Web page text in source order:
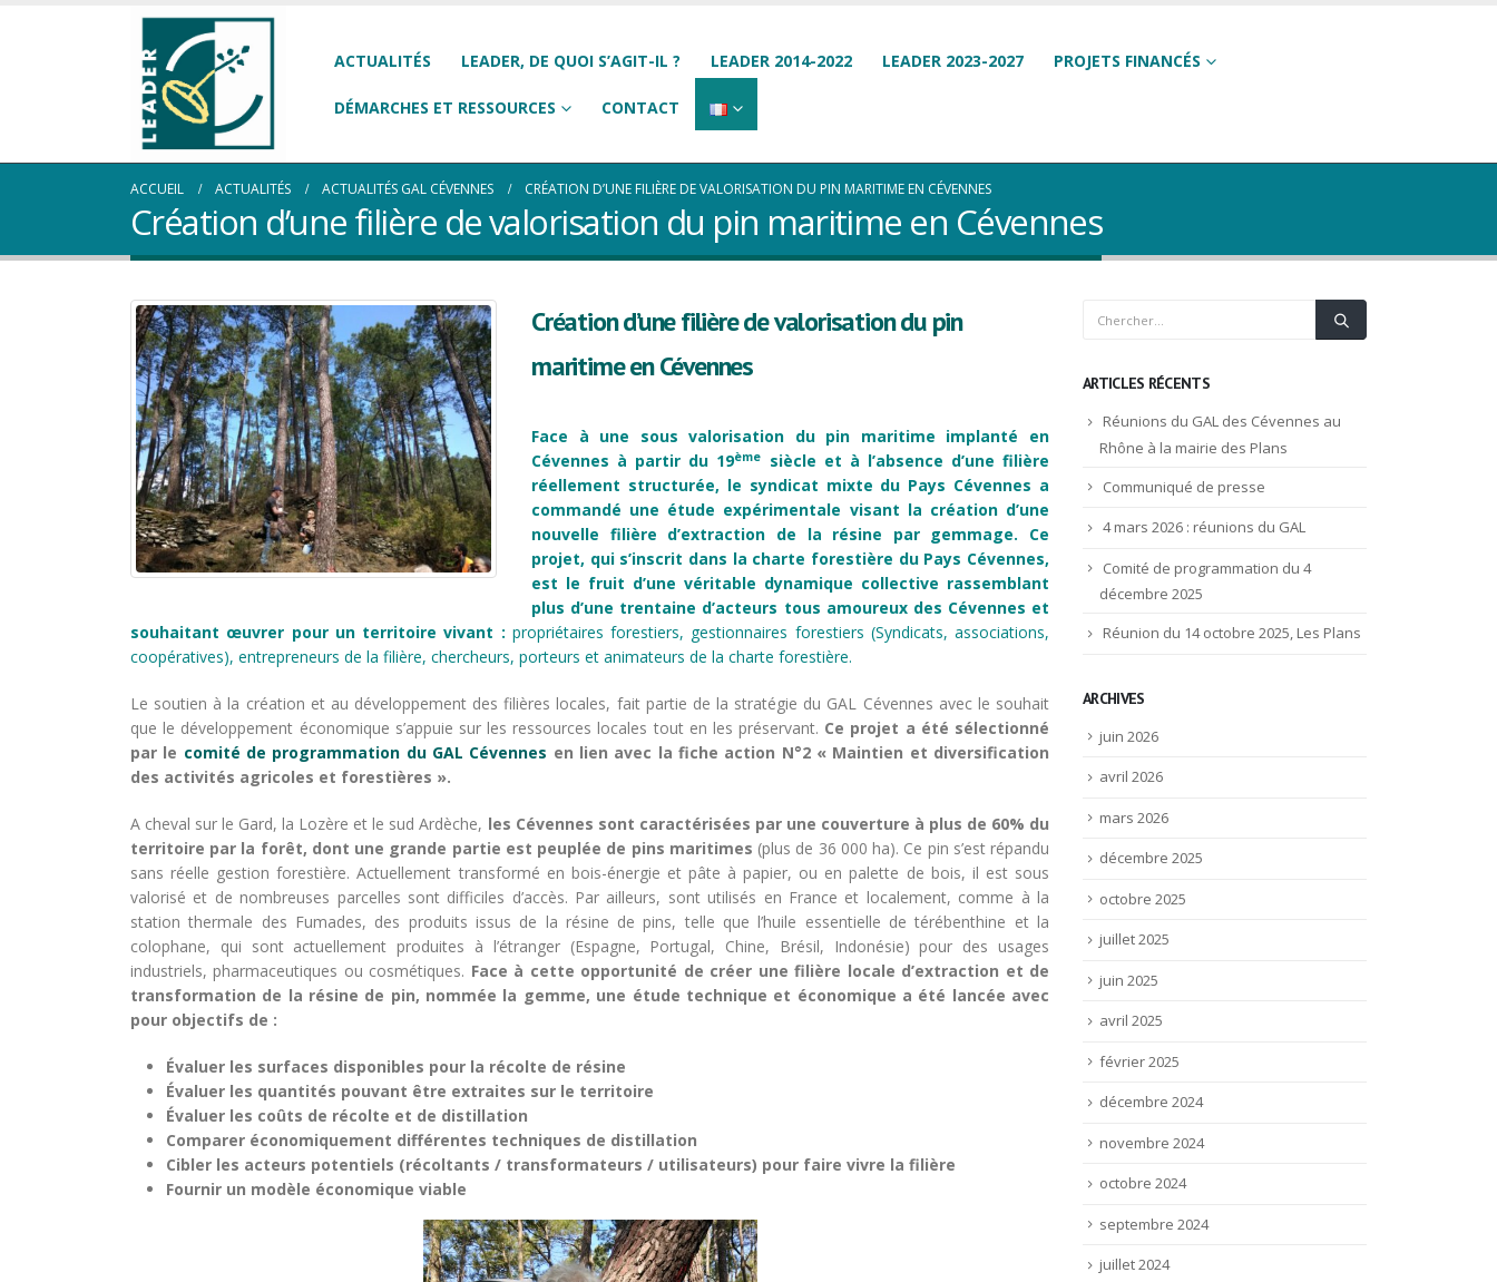
ACTUALITÉS LEADER, DE QUOI S’AGIT-IL ? LEADER 2014-2022 LEADER 2023-2027 PROJETS FINANCÉS
DÉMARCHES ET RESSOURCES CONTACT
ACCUEIL ACTUALITÉS ACTUALITÉS GAL CÉVENNES CRÉATION D’UNE FILIÈRE DE VALORISATION DU PIN MARITIME EN CÉVENNES
Création d’une filière de valorisation du pin maritime en Cévennes
Création d’une filière de valorisation du pin
maritime en Cévennes
Face à une sous valorisation du pin maritime implanté en
Cévennes à partir du 19ème
siècle et à l’absence d’une filière
réellement structurée, le syndicat mixte du Pays Cévennes a
commandé une étude expérimentale visant la création d’une
nouvelle filière d’extraction de la résine par gemmage.
Ce
projet, qui s’inscrit dans la charte forestière du Pays Cévennes,
est le fruit d’une véritable dynamique collective rassemblant
plus d’une trentaine d’acteurs tous amoureux des Cévennes et
souhaitant œuvrer pour un territoire vivant : propriétaires forestiers, gestionnaires forestiers (Syndicats, associations,
coopératives), entrepreneurs de la filière, chercheurs, porteurs et animateurs de la charte forestière.
Le soutien à la création et au développement des filières locales, fait partie de la stratégie du GAL Cévennes avec le souhait
que le développement économique s’appuie sur les ressources locales tout en les préservant. Ce projet a été sélectionné
par le comité de programmation du GAL Cévennes en lien avec la fiche action N°2 « Maintien et diversification
des activités agricoles et forestières ».
A cheval sur le Gard, la Lozère et le sud Ardèche, les Cévennes sont caractérisées par une couverture à plus de 60% du
territoire par la forêt, dont une grande partie est peuplée de pins maritimes (plus de 36 000 ha). Ce pin s’est répandu
sans réelle gestion forestière. Actuellement transformé en bois-énergie et pâte à papier, ou en palette de bois, il est sous
valorisé et de nombreuses parcelles sont difficiles d’accès. Par ailleurs, sont utilisés en France et localement, comme à la
station thermale des Fumades, des produits issus de la résine de pins, telle que l’huile essentielle de térébenthine et la
colophane, qui sont actuellement produites à l’étranger (Espagne, Portugal, Chine, Brésil, Indonésie) pour des usages
industriels, pharmaceutiques ou cosmétiques. Face à cette opportunité de créer une filière locale d’extraction et de
transformation de la résine de pin, nommée la gemme, une étude technique et économique a été lancée avec
pour objectifs de :
Évaluer les surfaces disponibles pour la récolte de résine
Évaluer les quantités pouvant être extraites sur le territoire
Évaluer les coûts de récolte et de distillation
Comparer économiquement différentes techniques de distillation
Cibler les acteurs potentiels (récoltants / transformateurs / utilisateurs) pour faire vivre la filière
Fournir un modèle économique viable
ARTICLES RÉCENTS
Réunions du GAL des Cévennes au
Rhône à la mairie des Plans
Communiqué de presse
4 mars 2026 : réunions du GAL
Comité de programmation du 4
décembre 2025
Réunion du 14 octobre 2025, Les Plans
ARCHIVES
juin 2026
avril 2026
mars 2026
décembre 2025
octobre 2025
juillet 2025
juin 2025
avril 2025
février 2025
décembre 2024
novembre 2024
octobre 2024
septembre 2024
juillet 2024